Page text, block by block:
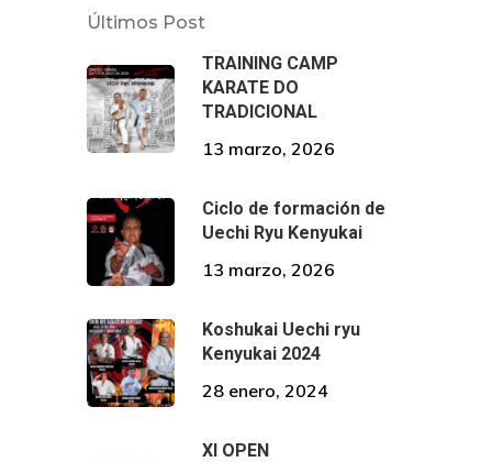
Últimos Post
TRAINING CAMP
KARATE DO
TRADICIONAL
13 marzo, 2026
Ciclo de formación de
Uechi Ryu Kenyukai
13 marzo, 2026
Koshukai Uechi ryu
Kenyukai 2024
28 enero, 2024
XI OPEN